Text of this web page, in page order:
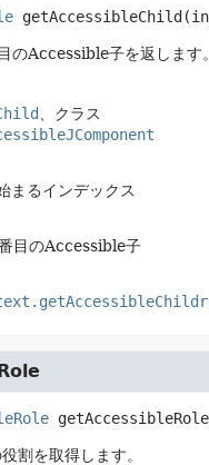
getAccessibleChild
のAccessible子を返します。
、クラス
まるインデックス
目のAccessible子
getAccessibleRole
割を取得します。